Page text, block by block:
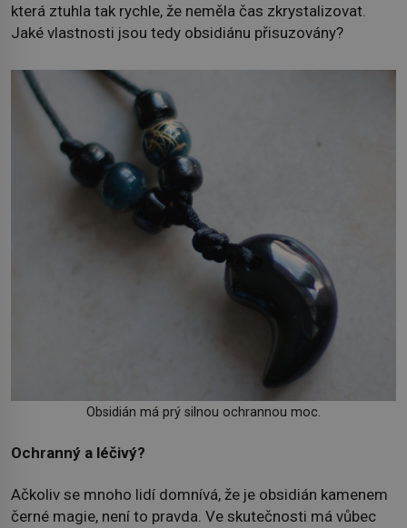
která ztuhla tak rychle, že neměla čas zkrystalizovat.
Jaké vlastnosti jsou tedy obsidiánu přisuzovány?
Obsidián má prý silnou ochrannou moc.
Ochranný a léčivý?
Ačkoliv se mnoho lidí domnívá, že je obsidián kamenem
černé magie, není to pravda. Ve skutečnosti má vůbec